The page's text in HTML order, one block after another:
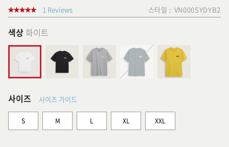
1 Reviews 스타일 : VN000SYDYB2
색상 화이트
사이즈 사이즈 가이드
S M L XL XXL